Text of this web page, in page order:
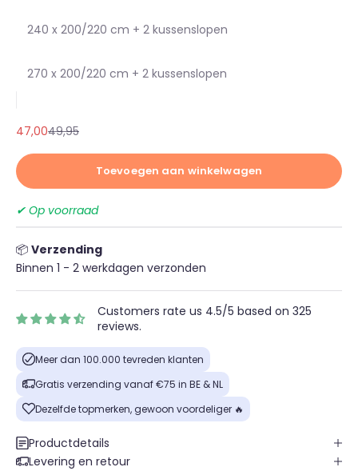
240 x 200/220 cm + 2 kussenslopen
270 x 200/220 cm + 2 kussenslopen
Aanbiedingsprijs
47,00Normale prijs
49,95
Toevoegen aan winkelwagen
✔ Op voorraad
📦 Verzending
Binnen 1 - 2 werkdagen verzonden
Customers rate us 4.5/5 based on 325
reviews.
Meer dan 100.000 tevreden klanten
Gratis verzending vanaf €75 in BE & NL
Dezelfde topmerken, gewoon voordeliger 🔥
Productdetails
Levering en retour